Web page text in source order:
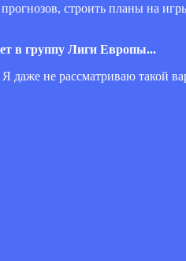
строить планы на
в группу Лиги Европы...
Я даже не рассматриваю такой